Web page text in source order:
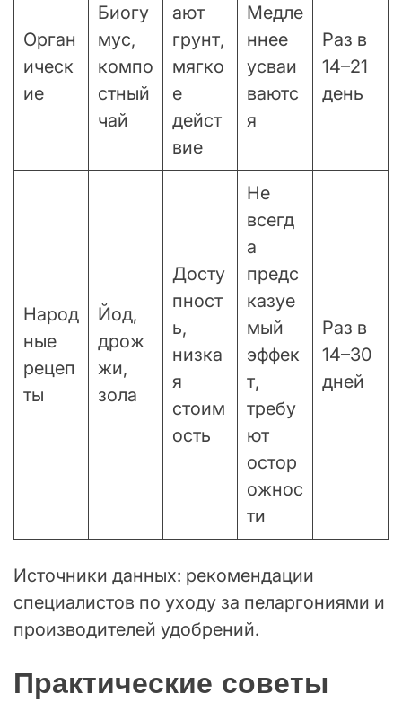
Орган
ическ
ие
Биогу
мус,
компо
стный
чай
ают
грунт,
мягко
е
дейст
вие
Медле
ннее
усваи
ваютс
я
Раз в
14–21
день
Народ
ные
рецеп
ты
Йод,
дрож
жи,
зола
Досту
пност
ь,
низка
я
стоим
ость
Не
всегд
а
предс
казуе
мый
эффек
т,
требу
ют
остор
ожнос
ти
Раз в
14–30
дней
Источники данных: рекомендации
специалистов по уходу за пеларгониями и
производителей удобрений.
Практические советы